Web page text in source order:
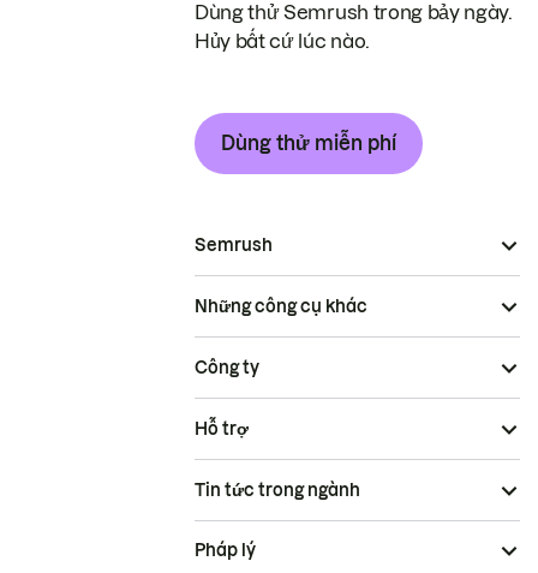
Dùng thử Semrush trong bảy ngày.
Hủy bất cứ lúc nào.
Dùng thử miễn phí
Semrush
Những công cụ khác
Công ty
Hỗ trợ
Tin tức trong ngành
Pháp lý